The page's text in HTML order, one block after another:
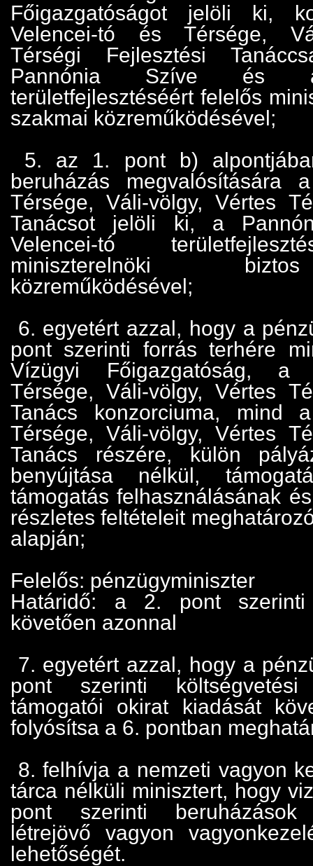
Főigazgatóságot jelöli ki,
Velencei-tó és Térsége,
Térségi Fejlesztési
Pannónia Szíve és a
területfejlesztéséért felelős
szakmai közreműködésével;
5. az 1. pont b)
beruházás megvalósítására
Térsége, Váli-völgy, Vértes
Tanácsot jelöli ki, a
Velencei-tó
miniszterelnöki
közreműködésével;
6. egyetért azzal, hogy a
pont szerinti forrás terhére
Vízügyi Főigazgatóság, a
Térsége, Váli-völgy, Vértes
Tanács konzorciuma, mind
Térsége, Váli-völgy, Vértes
Tanács részére, külön
benyújtása nélkül,
támogatás felhasználásának
részletes feltételeit
alapján;
Felelős: pénzügyminiszter
Határidő: a 2. pont szerinti
követően azonnal
7. egyetért azzal, hogy a
pont szerinti
támogatói okirat kiadását
folyósítsa a 6. pontban
8. felhívja a nemzeti vagyon
tárca nélküli minisztert, hogy
pont szerinti beruházások
létrejövő vagyon
lehetőségét.